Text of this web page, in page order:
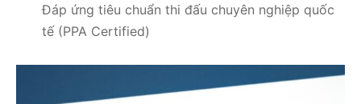
Đáp ứng tiêu chuẩn thi đấu chuyên nghiệp quốc
tế (PPA Certified)